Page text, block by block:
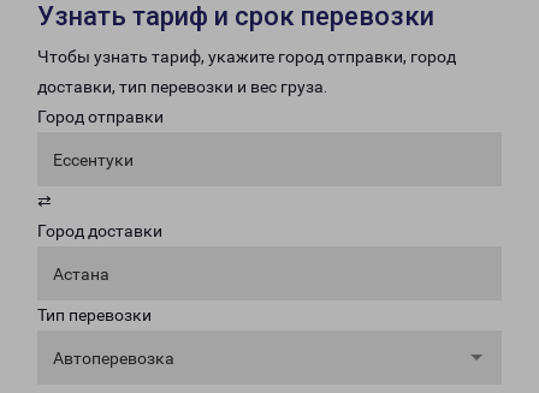
Узнать тариф и срок перевозки
Чтобы узнать тариф, укажите город отправки, город
доставки, тип перевозки и вес груза.
Город отправки
Ессентуки
⇄
Город доставки
Астана
Тип перевозки
Автоперевозка